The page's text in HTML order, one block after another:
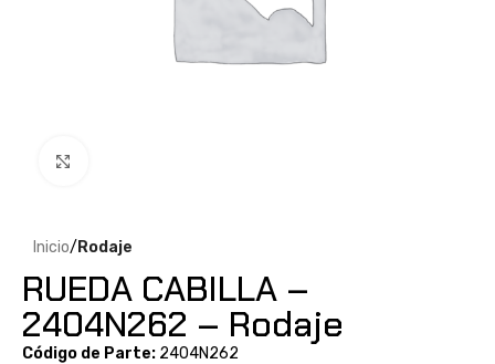
Inicio Rodaje
RUEDA CABILLA –
2404N262 – Rodaje
Código de Parte: 2404N262